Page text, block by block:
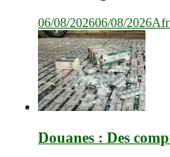
06/08/202606/08/2026
Douanes : Des